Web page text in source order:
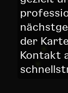
der
Kontakt